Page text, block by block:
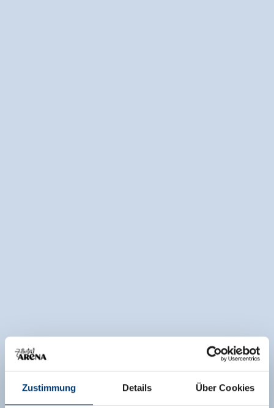
Zustimmung Details Über Cookies